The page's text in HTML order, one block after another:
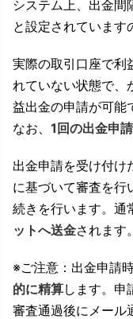
システム上、出金間
と設定されています
実際の取引口座で利
れていない状態で、
益出金の申請が可能
なお、 1回の出金申
出金申請を受け付け
に基づいて審査を行
続きを行います。通
ットへ送金されます。
※ご注意：出金申請
的に精算します。申
審査通過後にメール